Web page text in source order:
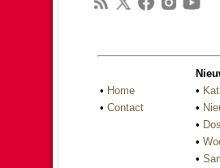
• Home
• Contact
•
•
•
•
•